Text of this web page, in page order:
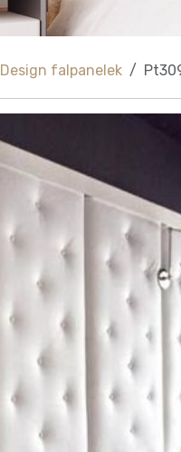
Design falpanelek